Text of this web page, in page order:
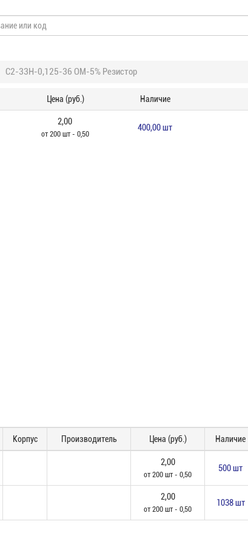
С2-33Н-0,125-36 ОМ-5% Резистор
Цена (руб.) Наличие
2,00
от 200 шт - 0,50
400,00 шт
Корпус Производитель Цена (руб.) Наличие
2,00
от 200 шт - 0,50
500 шт
2,00
от 200 шт - 0,50
1038 шт